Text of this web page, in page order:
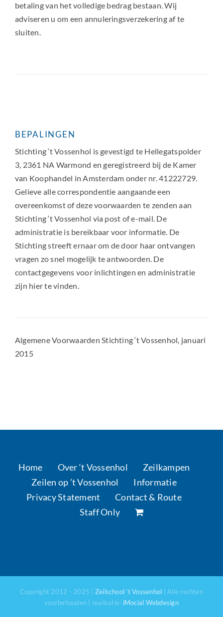
betaling van het volledige bedrag bestaan. Wij
adviseren u om een annuleringsverzekering af te
sluiten.
BEPALINGEN
Stichting ‘t Vossenhol is gevestigd te Hellegatspolder
3, 2361 NA Warmond en geregistreerd bij de Kamer
van Koophandel in Amsterdam onder nr. 41222729.
Gelieve alle correspondentie aangaande een
overeenkomst of deze voorwaarden te zenden aan
Stichting ‘t Vossenhol via post of e-mail. De
administratie is bereikbaar voor informatie. De
Stichting streeft ernaar om de door haar ontvangen
vragen zo snel mogelijk te antwoorden. De
contactgegevens voor inlichtingen en administratie
zijn hier te vinden.
Algemene Voorwaarden Stichting ‘t Vossenhol, januari
2015
Home Over ‘t Vossenhol
Zeilkampen
Zeilen op ’t Vossenhol
Informatie
Privacy Statement
Contact & Route
Staff Only
Copyright 2012 - 2025 | Zeilschool ’t Vossenhol | Alle rechten
voorbehouden | realisatie: iMocial Webdesign